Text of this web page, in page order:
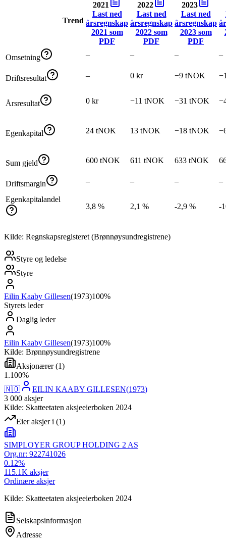
Trend
2021
Last ned
årsregnskap
2021 som
PDF
2022
Last ned
årsregnskap
2022som
PDF
2023
Last ned
årsregnskap
2023som
PDF
Omsetning – – – –
Driftsresultat – 0 kr −9 tNOK
Årsresultat 0 kr −11 tNOK −31 tNOK
Egenkapital 24 tNOK 13 tNOK −18 tNOK
Sum gjeld 600 tNOK 611 tNOK 633 tNOK
Driftsmargin – – – –
Egenkapitalandel
3,8 %
2,1 % -2,9 % -
Kilde: Regnskapsregisteret (Brønnøysundregistrene)
Styre og ledelse
Styre
Eilin Kaaby Gillesen(1973)100%
Styrets leder
Daglig leder
Eilin Kaaby Gillesen(1973)100%
Kilde: Brønnøysundregistrene
Aksjonærer(1)
1 .100%
🇳🇴
EILIN KAABY GILLESEN(1973)
3 000 aksjer
Kilde: Skatteetaten aksjeeierboken 2024
Eier aksjer i (1)
SIMPLOYER GROUP HOLDING 2 AS
Org.nr: 922741026
0.12%
115.1K aksjer
Ordinære aksjer
Kilde: Skatteetaten aksjeeierboken 2024
Selskapsinformasjon
Adresse